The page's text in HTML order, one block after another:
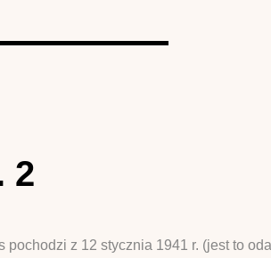
2
z 12 stycznia 1941 r. (jest to